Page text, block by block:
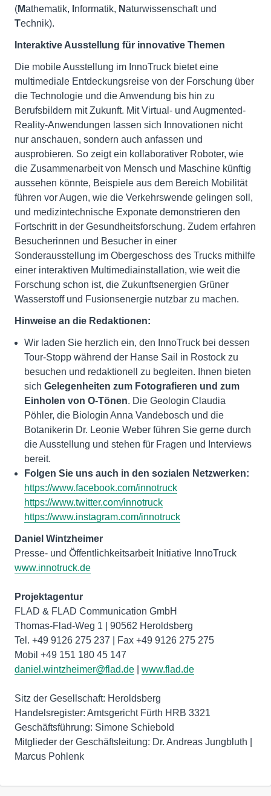
(Mathematik, nformatik, Naturwissenschaft und
Technik).
Interaktive Ausstellung für innovative Themen
Die mobile Ausstellung im InnoTruck bietet eine
multimediale Entdeckungsreise von der Forschung über
die Technologie und die Anwendung bis hin zu
Berufsbildern mit Zukunft. Mit Virtual- und Augmented-
Reality-Anwendungen lassen sich Innovationen nicht
nur anschauen, sondern auch anfassen und
ausprobieren. So zeigt ein kollaborativer Roboter, wie
die Zusammenarbeit von Mensch und Maschine künftig
aussehen könnte, Beispiele aus dem Bereich Mobilität
führen vor Augen, wie die Verkehrswende gelingen soll,
und medizintechnische Exponate demonstrieren den
Fortschritt in der Gesundheitsforschung. Zudem erfahren
Besucherinnen und Besucher in einer
Sonderausstellung im Obergeschoss des Trucks mithilfe
einer interaktiven Multimediainstallation, wie weit die
Forschung schon ist, die Zukunftsenergien Grüner
Wasserstoff und Fusionsenergie nutzbar zu machen.
Hinweise an die Redaktionen:
Wir laden Sie herzlich ein, den InnoTruck bei dessen
Tour-Stopp während der Hanse Sail in Rostock zu
besuchen und redaktionell zu begleiten. Ihnen bieten
sich Gelegenheiten zum Fotografieren und zum
Einholen von O-Tönen. Die Geologin Claudia
Pöhler, die Biologin Anna Vandebosch und die
Botanikerin Dr. Leonie Weber führen Sie gerne durch
die Ausstellung und stehen für Fragen und Interviews
bereit.
Folgen Sie uns auch in den sozialen Netzwerken:
https://www.facebook.com/innotruck
https://www.twitter.com/innotruck
https://www.instagram.com/innotruck
Daniel Wintzheimer
www.innotruck.de
Projektagentur
FLAD & FLAD Communication GmbH
Thomas-Flad-Weg 1 | 90562 Heroldsberg
Tel. +49 9126 275 237 | Fax +49 9126 275 275
daniel.wintzheimer@flad.de
www.flad.de
Sitz der Gesellschaft: Heroldsberg
Handelsregister: Amtsgericht Fürth HRB 3321
Geschäftsführung: Simone Schiebold
Mitglieder der Geschäftsleitung: Dr. Andreas Jungbluth |
Marcus Pohlenk